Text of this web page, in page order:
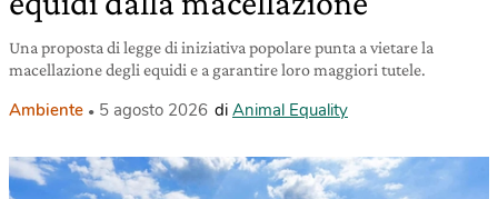
Una proposta di legge di iniziativa popolare punta a vietare la
macellazione degli equidi e a garantire loro maggiori tutele.
Ambiente 5 agosto 2026 di Animal Equality